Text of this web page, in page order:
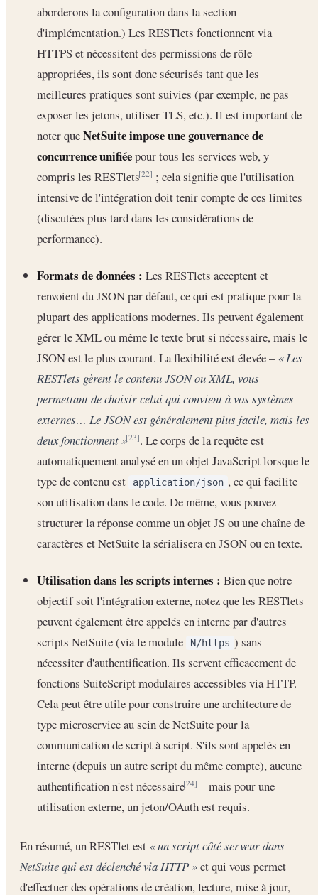
aborderons la configuration dans la section
d'implémentation.) Les RESTlets fonctionnent via
HTTPS et nécessitent des permissions de rôle
appropriées, ils sont donc sécurisés tant que les
meilleures pratiques sont suivies (par exemple, ne pas
exposer les jetons, utiliser TLS, etc.). Il est important de
noter queNetSuite impose une gouvernance de
concurrence unifiéepour tous les services web, y
compris les RESTlets[22] ; cela signifie que l'utilisation
intensive de l'intégration doit tenir compte de ces limites
(discutées plus tard dans les considérations de
performance).
Formats de données : Les RESTlets acceptent et
renvoient du JSON par défaut, ce qui est pratique pour la
plupart des applications modernes. Ils peuvent également
gérer le XML ou même le texte brut si nécessaire, mais le
JSON est le plus courant. La flexibilité est élevée –« Les
RESTlets gèrent le contenu JSON ou XML, vous
permettant de choisir celui qui convient à vos systèmes
externes… Le JSON est généralement plus facile, mais les
deux fonctionnent »[23]. Le corps de la requête est
automatiquement analysé en un objet JavaScript lorsque le
type de contenu est
application/json , ce qui facilite
son utilisation dans le code. De même, vous pouvez
structurer la réponse comme un objet JS ou une chaîne de
caractères et NetSuite la sérialisera en JSON ou en texte.
Utilisation dans les scripts internes : Bien que notre
objectif soit l'intégration externe, notez que les RESTlets
peuvent également être appelés en interne par d'autres
scripts NetSuite (via le module
N/https ) sans
nécessiter d'authentification. Ils servent efficacement de
fonctions SuiteScript modulaires accessibles via HTTP.
Cela peut être utile pour construire une architecture de
type microservice au sein de NetSuite pour la
communication de script à script. S'ils sont appelés en
interne (depuis un autre script du même compte), aucune
authentification n'est nécessaire[24] – mais pour une
utilisation externe, un jeton/OAuth est requis.
En résumé, un RESTlet est « un script côté serveur dans
NetSuite qui est déclenché via HTTP »et qui vous permet
d'effectuer des opérations de création, lecture, mise à jour,